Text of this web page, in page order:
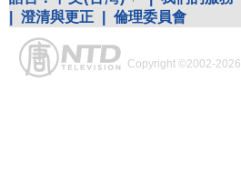
澄清與更正 倫理委員會
Copyright ©2002-2026